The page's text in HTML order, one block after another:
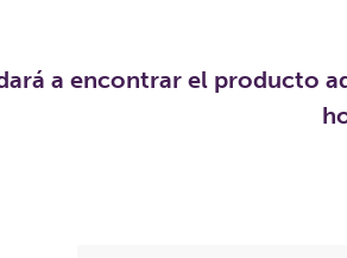
a encontrar el producto